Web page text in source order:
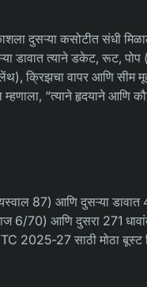
दुसऱ्या कसोटीत संधी
डावात त्याने डकेट, रूट,
क्रिझचा वापर आणि
“त्याने हृदयाने आणि
87) आणि दुसऱ्या
6/70) आणि दुसरा 271
2025-27 साठी मोठा